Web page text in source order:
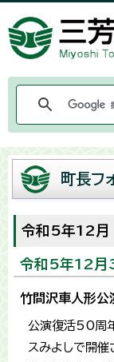
町長フ
令和5年12月
令和5年12月3
竹間沢車人形
公演復活50周
スみよしで開催